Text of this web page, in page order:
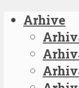
Arhive